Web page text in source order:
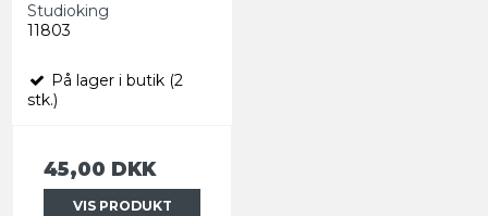
Studioking
11803
På lager i butik (2
stk.)
45,00 DKK
VIS PRODUKT